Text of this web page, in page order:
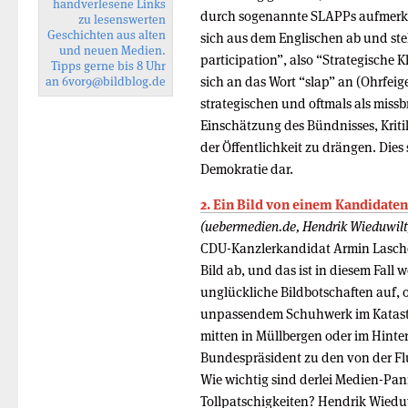
durch sogenannte SLAPPs
sich aus dem Englischen ab und
participation”, also “Strategische
sich an das Wort “slap” an
strategischen und oftmals als
Einschätzung des Bündnisses,
der Öffentlichkeit zu drängen.
Demokratie dar.
2. Ein Bild von einem Kandidaten
(uebermedien.de, Hendrik
CDU-Kanzlerkandidat Armin
Bild ab, und das ist in diesem Fall
unglückliche Bildbotschaften auf,
unpassendem Schuhwerk im
mitten in Müllbergen oder im
Bundespräsident zu den von der
Wie wichtig sind derlei Medien-
Tollpatschigkeiten? Hendrik
handverlesene Links
zu lesenswerten
Geschichten aus alten
und neuen Medien.
Tipps gerne bis 8 Uhr
an6vor9@bildblog.de